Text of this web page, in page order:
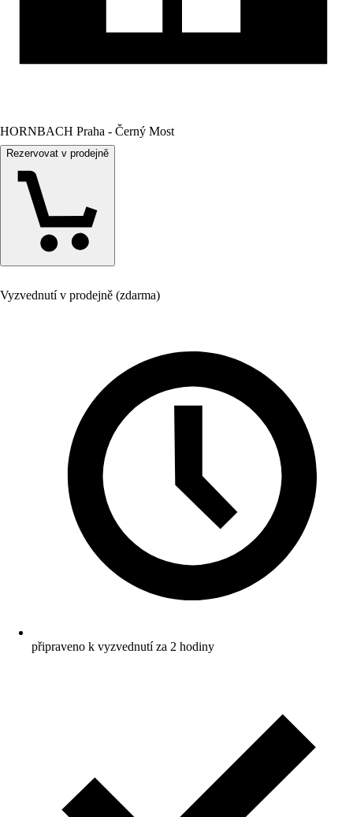
HORNBACH Praha - Černý Most
Rezervovat v prodejně
Vyzvednutí v prodejně (zdarma)
připraveno k vyzvednutí za 2 hodiny